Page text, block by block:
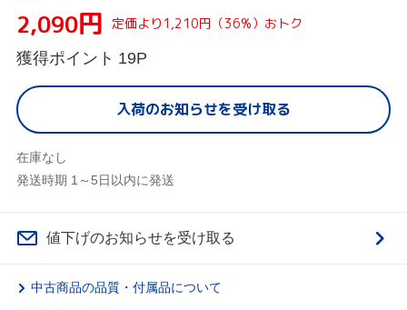
2,090円 定価より1,210円（36%）おトク
獲得ポイント 19P
入荷のお知らせを受け取る
在庫なし
発送時期 1～5日以内に発送
値下げのお知らせを受け取る
中古商品の品質・付属品について